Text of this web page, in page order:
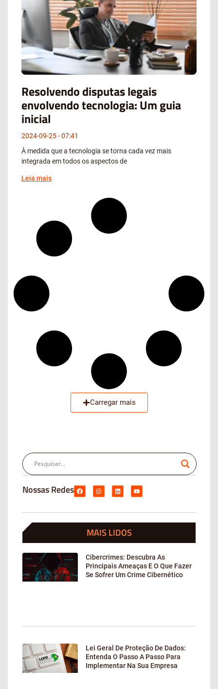
Resolvendo disputas legais
envolvendo tecnologia: Um guia
inicial
2024-09-25
07:41
À medida que a tecnologia se torna cada vez mais
integrada em todos os aspectos de
Leia mais
Carregar mais
Nossas Redes
MAIS LIDOS
Cibercrimes: Descubra As
Principais Ameaças E O Que Fazer
Se Sofrer Um Crime Cibernético
Lei Geral De Proteção De Dados:
Entenda O Passo A Passo Para
Implementar Na Sua Empresa